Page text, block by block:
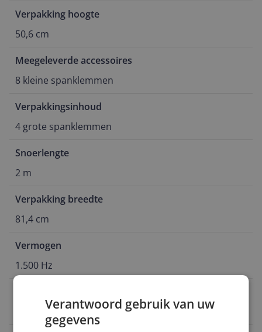
Verpakking hoogte
50,6 cm
Meegeleverde accessoires
8 kleine spanklemmen
Verpakkingsinhoud
4 grote spanklemmen
Snoerlengte
2 m
Verpakking breedte
81,4 cm
Vermogen
1.500 Hz
Verantwoord gebruik van uw
gegevens